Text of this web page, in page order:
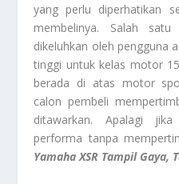
yang perlu diperhatikan
membelinya. Salah
dikeluhkan oleh pengguna
tinggi untuk kelas motor
berada di atas motor
calon pembeli
ditawarkan. Apalagi
performa tanpa
Yamaha XSR Tampil Gaya,